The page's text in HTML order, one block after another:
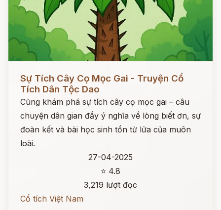
Sự Tích Cây Cọ Mọc Gai - Truyện Cổ
Tích Dân Tộc Dao
Cùng khám phá sự tích cây cọ mọc gai – câu
chuyện dân gian đầy ý nghĩa về lòng biết ơn, sự
đoàn kết và bài học sinh tồn từ lửa của muôn
loài.
27-04-2025
⭐ 4.8
3,219 lượt đọc
Cổ tích Việt Nam